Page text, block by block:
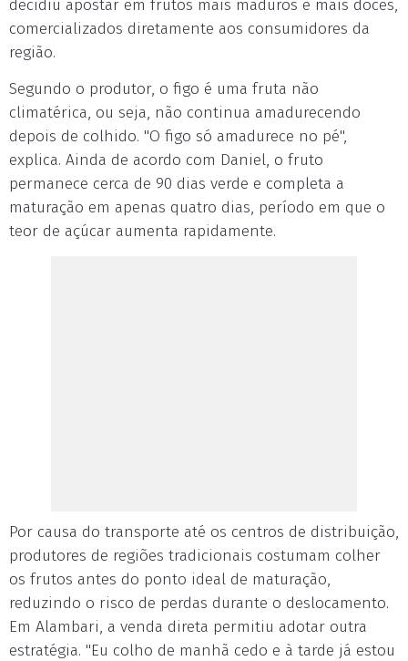
decidiu apostar em frutos mais maduros e mais doces,
comercializados diretamente aos consumidores da
região.
Segundo o produtor, o figo é uma fruta não
climatérica, ou seja, não continua amadurecendo
depois de colhido. "O figo só amadurece no pé",
explica. Ainda de acordo com Daniel, o fruto
permanece cerca de 90 dias verde e completa a
maturação em apenas quatro dias, período em que o
teor de açúcar aumenta rapidamente.
Por causa do transporte até os centros de distribuição,
produtores de regiões tradicionais costumam colher
os frutos antes do ponto ideal de maturação,
reduzindo o risco de perdas durante o deslocamento.
Em Alambari, a venda direta permitiu adotar outra
estratégia. "Eu colho de manhã cedo e à tarde já estou